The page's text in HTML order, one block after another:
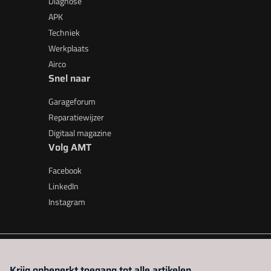
APK
Techniek
Werkplaats
Airco
Snel naar
Garageforum
Reparatiewijzer
Digitaal magazine
Volg AMT
Facebook
LinkedIn
Instagram